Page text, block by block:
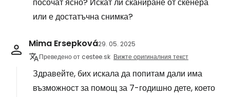
или е достатъчна снимка?
Mima Ersepková29. 05. 2025
Преведено от cestee.sk Вижте оригиналния текст
Здравейте, бих искала да попитам дали има
възможност за помощ за 7-годишно дете, което